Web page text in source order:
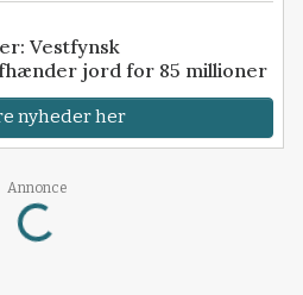
Vestfynsk
jord for 85 millioner
nyheder her
Annonce
Loading...